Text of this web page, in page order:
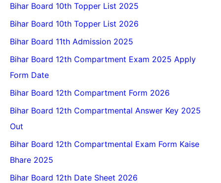
Bihar Board 10th Topper List 2025
Bihar Board 10th Topper List 2026
Bihar Board 11th Admission 2025
Bihar Board 12th Compartment Exam 2025 Apply
Form Date
Bihar Board 12th Compartment Form 2026
Bihar Board 12th Compartmental Answer Key 2025
Out
Bihar Board 12th Compartmental Exam Form Kaise
Bhare 2025
Bihar Board 12th Date Sheet 2026